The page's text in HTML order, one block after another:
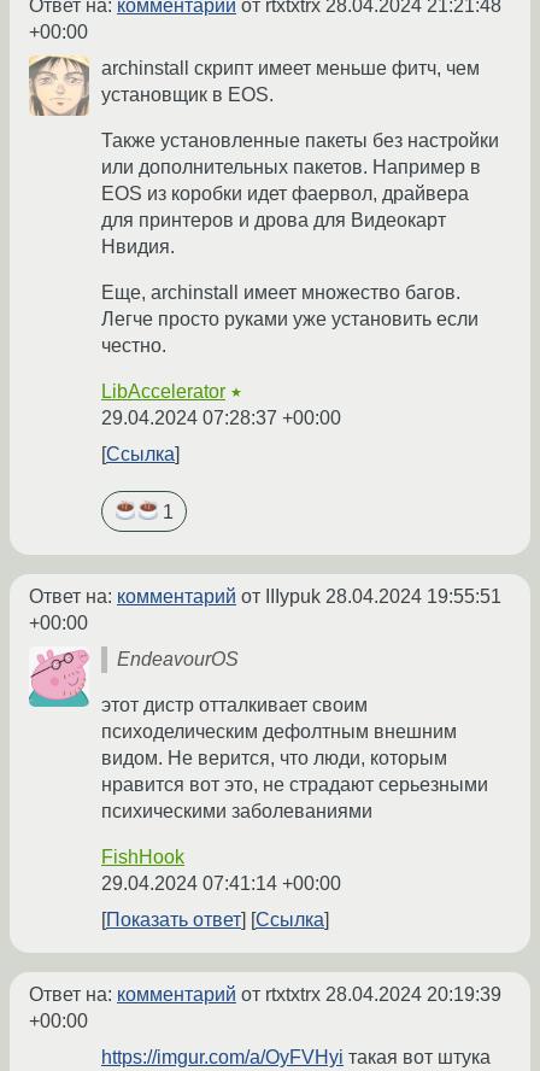
Ответ на: комментарий от rtxtxtrx 28.04.2024 21:21:48
+00:00
archinstall скрипт имеет меньше фитч, чем
установщик в EOS.
Также установленные пакеты без настройки
или дополнительных пакетов. Например в
EOS из коробки идет фаервол, драйвера
для принтеров и дрова для Видеокарт
Нвидия.
Еще, archinstall имеет множество багов.
Легче просто руками уже установить если
честно.
LibAccelerator ★
29.04.2024 07:28:37 +00:00
Ссылка
1
Ответ на: комментарий от IIIypuk 28.04.2024 19:55:51
+00:00
EndeavourOS
этот дистр отталкивает своим
психоделическим дефолтным внешним
видом. Не верится, что люди, которым
нравится вот это, не страдают серьезными
психическими заболеваниями
FishHook
29.04.2024 07:41:14 +00:00
Показать ответ
Ссылка
Ответ на: комментарий от rtxtxtrx 28.04.2024 20:19:39
+00:00
https://imgur.com/a/OyFVHyi такая вот штука